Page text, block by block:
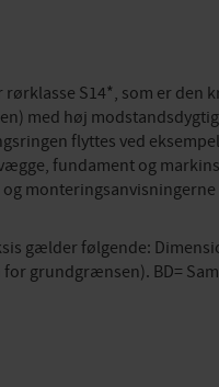
S14*, som er den
med høj
flyttes ved
fundament og
monteringsanvisningerne
gælder følgende:
grundgrænsen). BD=